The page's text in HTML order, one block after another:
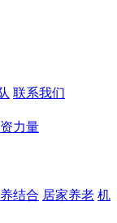
联系我们
力量
结合 居家养老 机